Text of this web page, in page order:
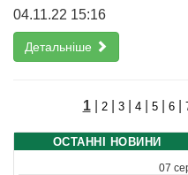
04.11.22 15:16
Детальніше
1| 2| 3| 4| 5| 6|
ОСТАННІ НОВИНИ
07